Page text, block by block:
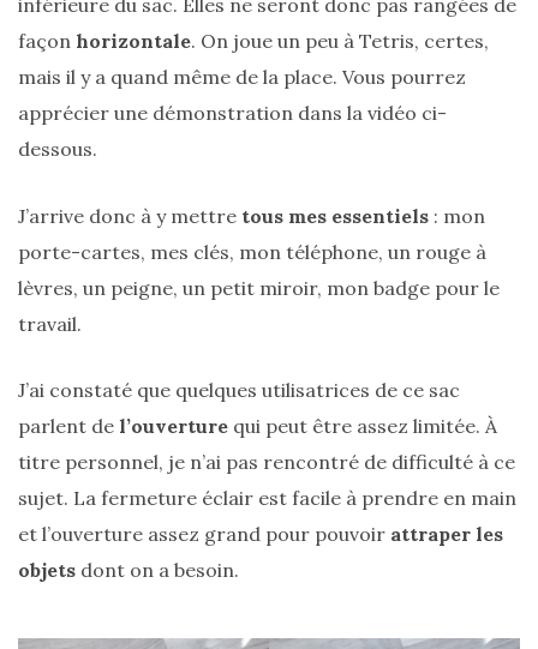
Comparatif :
les
et
Mini
Marly
Ateliers
Auguste,
lequel
choisir
?
façon horizontale. On joue un peu à Tetris, certes,
mais il y a quand même de la place. Vous pourrez
apprécier une démonstration dans la vidéo ci-
dessous.
J’arrive donc à y mettre tous mes essentiels : mon
porte-cartes, mes clés, mon téléphone, un rouge à
lèvres, un peigne, un petit miroir, mon badge pour le
travail.
J’ai constaté que quelques utilisatrices de ce sac
parlent de l’ouverture qui peut être assez limitée. À
titre personnel, je n’ai pas rencontré de difficulté à ce
sujet. La fermeture éclair est facile à prendre en main
et l’ouverture assez grand pour pouvoir attraper les
objets dont on a besoin.